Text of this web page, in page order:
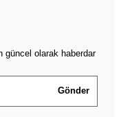
güncel olarak haberdar
Gönder